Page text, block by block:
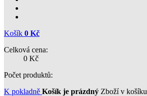
Košík 0 Kč
Celková cena:
0 Kč
Počet produktů:
K pokladně Košík je prázdný Zboží v košíku